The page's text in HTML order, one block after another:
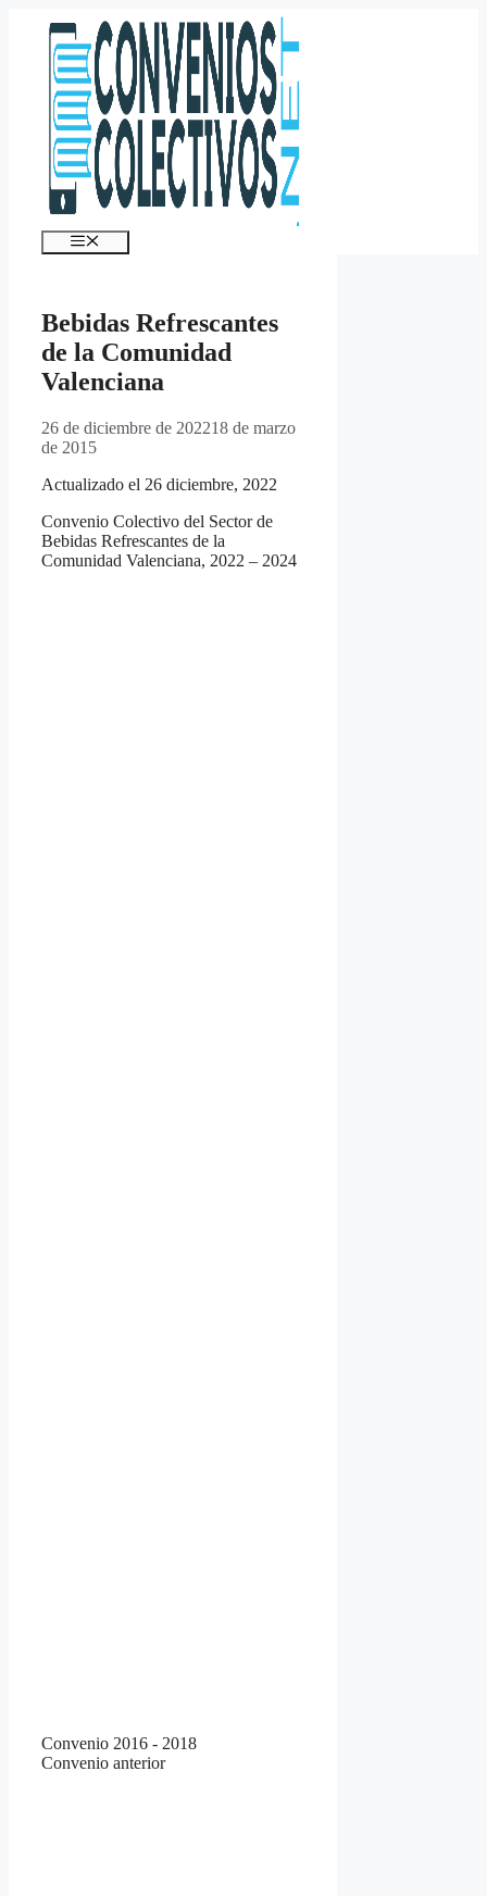
contenido
Menú
Bebidas Refrescantes
de la Comunidad
Valenciana
26 de diciembre de 202218 de marzo
de 2015
Actualizado el 26 diciembre, 2022
Convenio Colectivo del Sector de
Bebidas Refrescantes de la
Comunidad Valenciana, 2022 – 2024
Convenio 2016 - 2018
Convenio anterior